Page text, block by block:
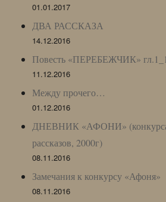
01.01.2017
ДВА РАССКАЗА
14.12.2016
Повесть «ПЕРЕБЕЖЧИК»
11.12.2016
Между прочего…
01.12.2016
ДНЕВНИК «АФОНИ» (конкурса
рассказов, 2000г)
08.11.2016
Замечания к конкурсу «Афоня»
08.11.2016